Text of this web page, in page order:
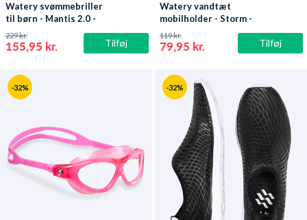
Tilføj
Watery svømmebriller
til børn - Mantis 2.0 -
Atlantic Blå/klar
155,95 kr.
229 kr.
Tilføj
Watery vandtæt
mobilholder - Storm -
Sort
79,95 kr.
119 kr.
-32% -32%